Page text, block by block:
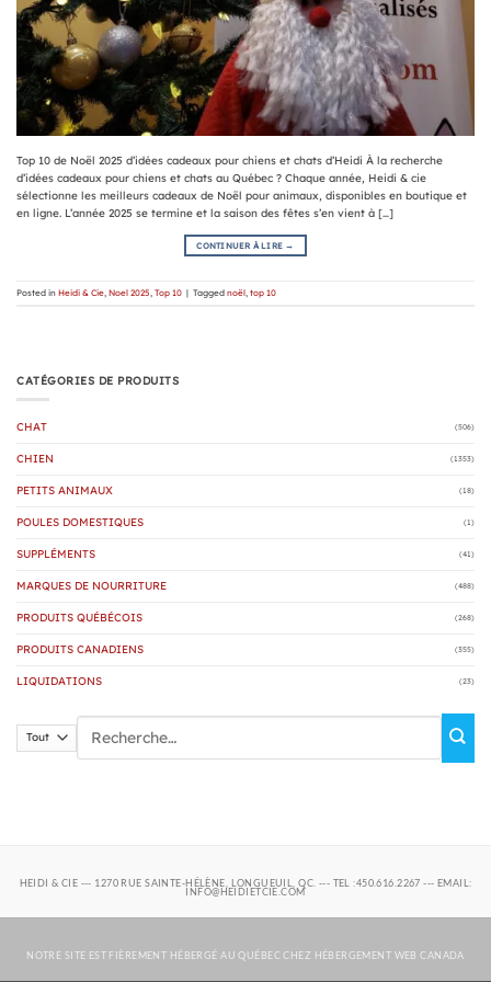
CATÉGORIES DE PRODUITS
CHAT (506)
CHIEN (1353)
PETITS ANIMAUX (18)
POULES DOMESTIQUES (1)
SUPPLÉMENTS (41)
MARQUES DE NOURRITURE (488)
PRODUITS QUÉBÉCOIS (268)
PRODUITS CANADIENS (355)
LIQUIDATIONS (23)
Rechercher :
Top 10 de Noël 2025 d’idées cadeaux pour chiens et chats d’Heidi À la recherche
d’idées cadeaux pour chiens et chats au Québec ? Chaque année, Heidi & cie
sélectionne les meilleurs cadeaux de Noël pour animaux, disponibles en boutique et
en ligne. L’année 2025 se termine et la saison des fêtes s’en vient à […]
CONTINUER À LIRE →
Posted in Heidi & Cie, Noel 2025, Top 10 | Tagged noël, top 10
HEIDI & CIE --- 1270 RUE SAINTE-HÉLÈNE, LONGUEUIL, QC. --- TEL :450.616.2267 --- EMAIL:
INFO@HEIDIETCIE.COM
NOTRE SITE EST FIÈREMENT HÉBERGÉ AU QUÉBEC CHEZ HÉBERGEMENT WEB CANADA